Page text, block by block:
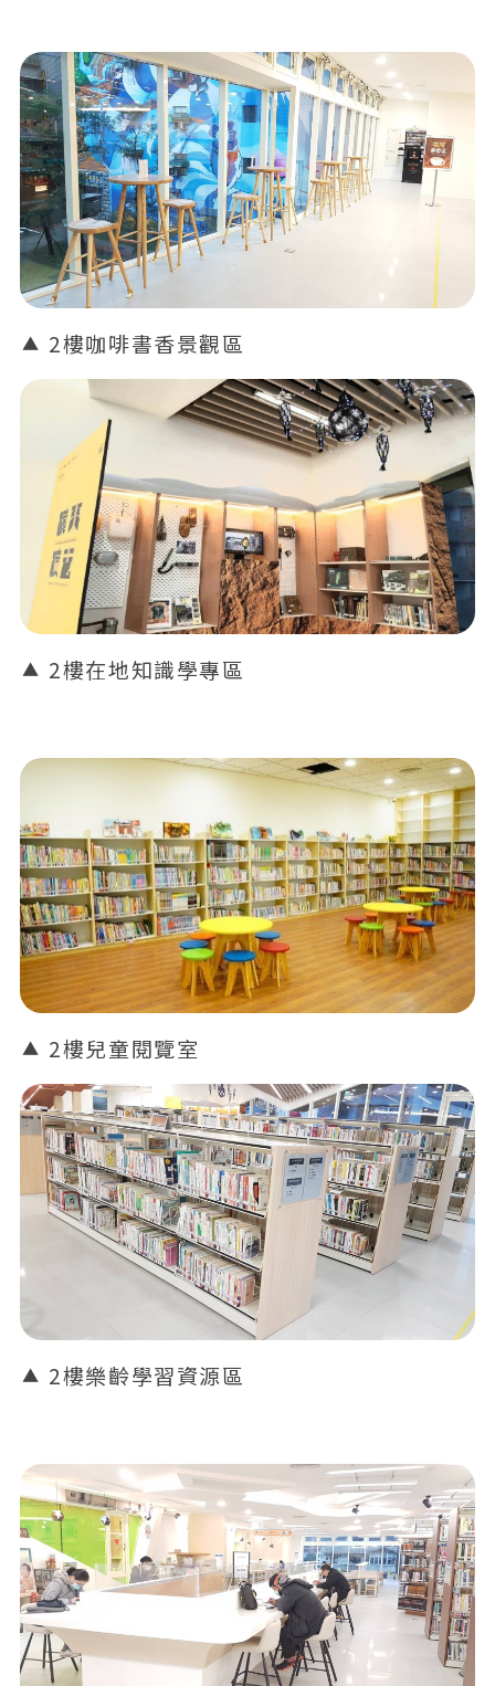
2樓咖啡書香景觀區
2樓在地知識學專區
2樓兒童閱覽室
2樓樂齡學習資源區